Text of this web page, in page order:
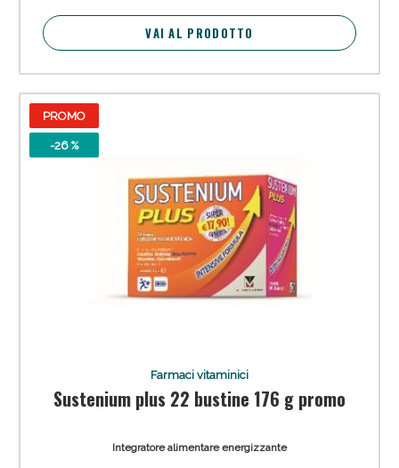
VAI AL PRODOTTO
PROMO
-26 %
Farmaci vitaminici
Sustenium plus 22 bustine 176 g promo
Integratore alimentare energizzante